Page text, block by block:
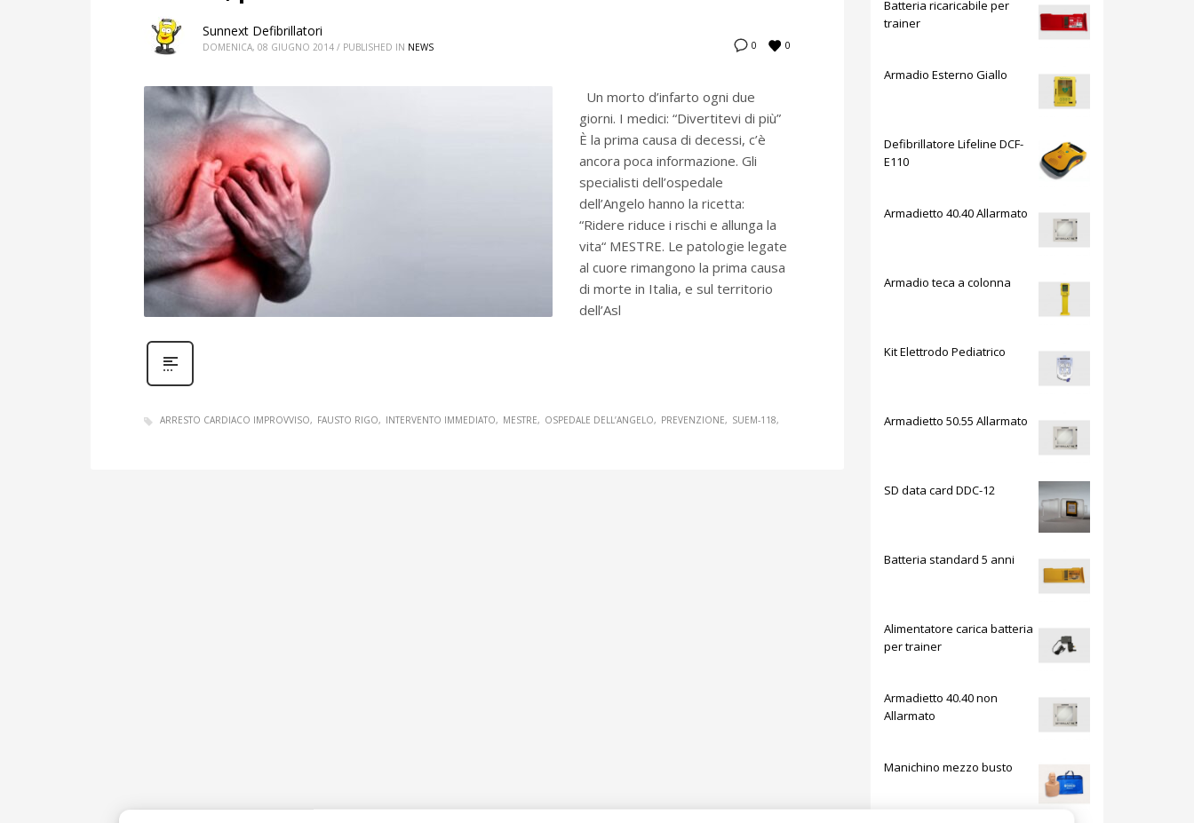
0 0
Sunnext Defibrillatori
DOMENICA, 08 GIUGNO 2014 / PUBLISHED IN NEWS
Un morto d’infarto ogni due
giorni. I medici: “Divertitevi di più”
È la prima causa di decessi, c’è
ancora poca informazione. Gli
specialisti dell’ospedale
dell’Angelo hanno la ricetta:
“Ridere riduce i rischi e allunga la
vita“ MESTRE. Le patologie legate
al cuore rimangono la prima causa
di morte in Italia, e sul territorio
dell’Asl
ARRESTO CARDIACO IMPROVVISO FAUSTO RIGO INTERVENTO IMMEDIATO MESTRE OSPEDALE DELL’ANGELO PREVENZIONE SUEM-118
Batteria ricaricabile per
trainer
Armadio Esterno Giallo
Defibrillatore Lifeline DCF-
E110
Armadietto 40.40 Allarmato
Armadio teca a colonna
Kit Elettrodo Pediatrico
Armadietto 50.55 Allarmato
SD data card DDC-12
Batteria standard 5 anni
Alimentatore carica batteria
per trainer
Armadietto 40.40 non
Allarmato
Manichino mezzo busto